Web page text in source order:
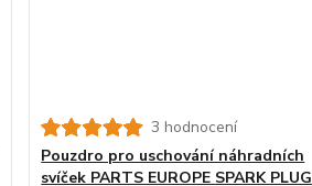
3 hodnocení
Pouzdro pro uschování náhradních
svíček PARTS EUROPE SPARK PLUG